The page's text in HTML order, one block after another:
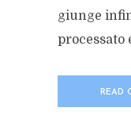
giunge
processato
READ